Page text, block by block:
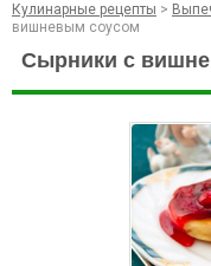
Кулинарные рецепты >
вишневым соусом
Сырники с